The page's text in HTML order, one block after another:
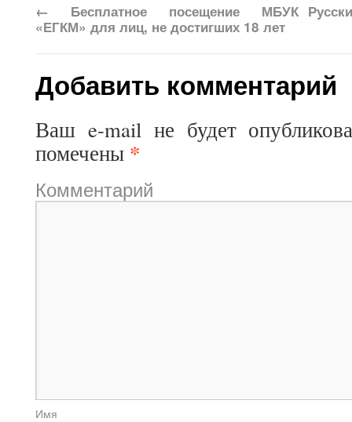
← Бесплатное посещение МБУК
«ЕГКМ» для лиц, не достигших 18 лет
Добавить комментарий
Ваш e-mail не будет
помечены *
Комментарий